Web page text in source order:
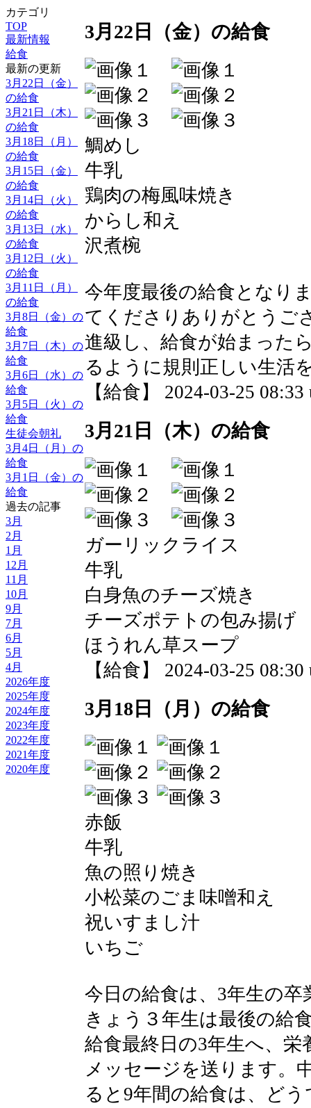
カテゴリ
TOP
最新情報
給食
最新の更新
3月22日（金）
の給食
3月21日（木）
の給食
3月18日（月）
の給食
3月15日（金）
の給食
3月14日（火）
の給食
3月13日（水）
の給食
3月12日（火）
の給食
3月11日（月）
の給食
3月8日（金）の
給食
3月7日（木）の
給食
3月6日（水）の
給食
3月5日（火）の
給食
生徒会朝礼
3月4日（月）の
給食
3月1日（金）の
給食
過去の記事
3月
2月
1月
12月
11月
10月
9月
7月
6月
5月
4月
2026年度
2025年度
2024年度
2023年度
2022年度
2021年度
2020年度
3月22日（金）の給食
鯛めし
牛乳
鶏肉の梅風味焼き
からし和え
沢煮椀
今年度最後の給食となり
てくださりありがとうご
進級し、給食が始まった
るように規則正しい生活
【給食】 2024-03-25 08:33
3月21日（木）の給食
ガーリックライス
牛乳
白身魚のチーズ焼き
チーズポテトの包み揚げ
ほうれん草スープ
【給食】 2024-03-25 08:30
3月18日（月）の給食
赤飯
牛乳
魚の照り焼き
小松菜のごま味噌和え
祝いすまし汁
いちご
今日の給食は、3年生の
きょう３年生は最後の給
給食最終日の3年生へ、
メッセージを送ります。
ると9年間の給食は、ど